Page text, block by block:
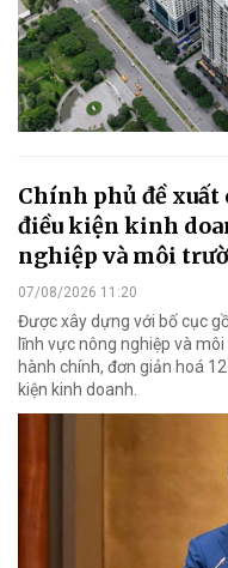
Chính phủ đề
điều kiện kinh
nghiệp và môi
07/08/2026 11:20
Được xây dựng với bố cục
lĩnh vực nông nghiệp và
hành chính, đơn giản hoá
kiện kinh doanh.